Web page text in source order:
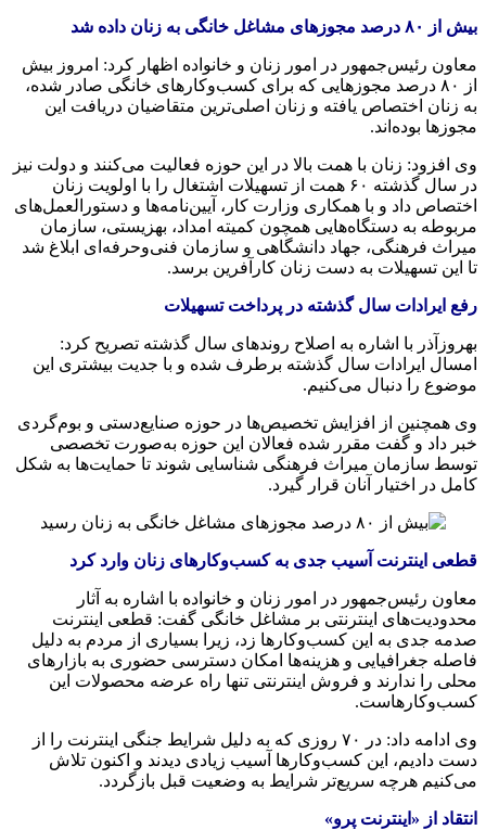
بیش از ۸۰ درصد مجوزهای مشاغل خانگی به زنان داده شد
معاون رئیس‌جمهور در امور زنان و خانواده اظهار کرد: امروز بیش
از ۸۰ درصد مجوزهایی که برای کسب‌وکارهای خانگی صادر شده،
به زنان اختصاص یافته و زنان اصلی‌ترین متقاضیان دریافت این
مجوزها بوده‌اند.
وی افزود: زنان با همت بالا در این حوزه فعالیت می‌کنند و دولت نیز
در سال گذشته ۶۰ همت از تسهیلات اشتغال را با اولویت زنان
اختصاص داد و با همکاری وزارت کار، آیین‌نامه‌ها و دستورالعمل‌های
مربوطه به دستگاه‌هایی همچون کمیته امداد، بهزیستی، سازمان
میراث فرهنگی، جهاد دانشگاهی و سازمان فنی‌وحرفه‌ای ابلاغ شد
تا این تسهیلات به دست زنان کارآفرین برسد.
رفع ایرادات سال گذشته در پرداخت تسهیلات
بهروزآذر با اشاره به اصلاح روندهای سال گذشته تصریح کرد:
امسال ایرادات سال گذشته برطرف شده و با جدیت بیشتری این
موضوع را دنبال می‌کنیم.
وی همچنین از افزایش تخصیص‌ها در حوزه صنایع‌دستی و بوم‌گردی
خبر داد و گفت مقرر شده فعالان این حوزه به‌صورت تخصصی
توسط سازمان میراث فرهنگی شناسایی شوند تا حمایت‌ها به شکل
کامل در اختیار آنان قرار گیرد.
قطعی اینترنت آسیب جدی به کسب‌وکارهای زنان وارد کرد
معاون رئیس‌جمهور در امور زنان و خانواده با اشاره به آثار
محدودیت‌های اینترنتی بر مشاغل خانگی گفت: قطعی اینترنت
صدمه جدی به این کسب‌وکارها زد، زیرا بسیاری از مردم به دلیل
فاصله جغرافیایی و هزینه‌ها امکان دسترسی حضوری به بازارهای
محلی را ندارند و فروش اینترنتی تنها راه عرضه محصولات این
کسب‌وکارهاست.
وی ادامه داد: در ۷۰ روزی که به دلیل شرایط جنگی اینترنت را از
دست دادیم، این کسب‌وکارها آسیب زیادی دیدند و اکنون تلاش
می‌کنیم هرچه سریع‌تر شرایط به وضعیت قبل بازگردد.
انتقاد از «اینترنت پرو»